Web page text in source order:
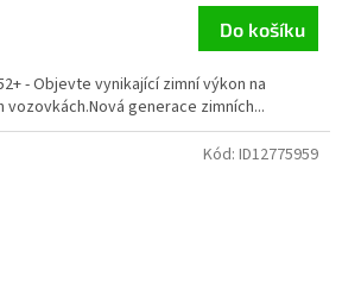
Do košíku
- Objevte vynikající zimní výkon na
generace zimních...
Kód: ID12775959